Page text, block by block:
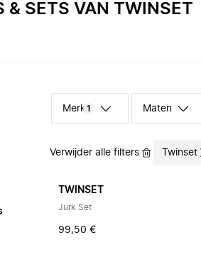
& SETS VAN TWINSET
Merk 1 Maten
Verwijder alle filters Twinset
TWINSET
Jurk Set
99,50 €